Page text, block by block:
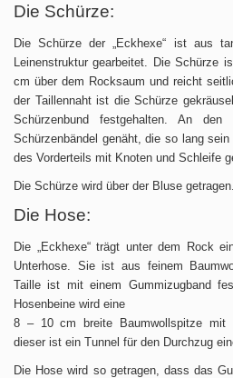
Die Schürze:
Die Schürze der „Eckhexe“ ist aus
Leinenstruktur gearbeitet. Die Schürze
cm über dem Rocksaum und reicht
der Taillennaht ist die Schürze
Schürzenbund festgehalten. An
Schürzenbändel genäht, die so lang
des Vorderteils mit Knoten und Schleife
Die Schürze wird über der Bluse getragen.
Die Hose:
Die „Eckhexe“ trägt unter dem Rock
Unterhose. Sie ist aus feinem
Taille ist mit einem Gummizugband
Hosenbeine wird eine
8 – 10 cm breite Baumwollspitze mit
dieser ist ein Tunnel für den Durchzug
Die Hose wird so getragen, dass das